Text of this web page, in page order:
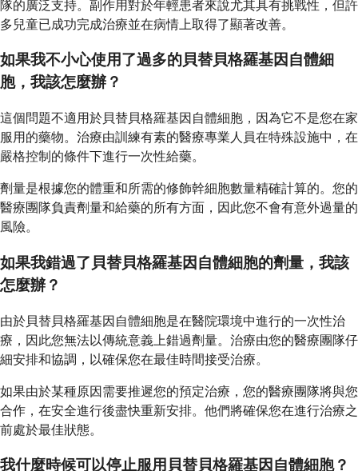
隊的廣泛支持。副作用對於年輕患者來說尤其具有挑戰性，但許
多兒童已成功完成治療並在病情上取得了顯著改善。
如果我不小心使用了過多的貝替貝格羅基因自體細
胞，我該怎麼辦？
這個問題不適用於貝替貝格羅基因自體細胞，因為它不是您在家
服用的藥物。治療由訓練有素的醫療專業人員在特殊設施中，在
嚴格控制的條件下進行一次性給藥。
劑量是根據您的體重和所需的修飾幹細胞數量精確計算的。您的
醫療團隊負責劑量和給藥的所有方面，因此您不會有意外過量的
風險。
如果我錯過了貝替貝格羅基因自體細胞的劑量，我該
怎麼辦？
由於貝替貝格羅基因自體細胞是在醫院環境中進行的一次性治
療，因此您無法以傳統意義上錯過劑量。治療由您的醫療團隊仔
細安排和協調，以確保您在最佳時間接受治療。
如果由於某種原因需要推遲您的預定治療，您的醫療團隊將與您
合作，在安全進行後盡快重新安排。他們將確保您在進行治療之
前處於最佳狀態。
我什麼時候可以停止服用貝替貝格羅基因自體細胞？